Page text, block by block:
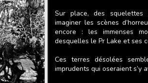
Sur place, des squelettes
imaginer les scènes
encore : les immenses
desquelles le Pr Lake et ses
Ces terres désolées
imprudents qui oseraient s’y